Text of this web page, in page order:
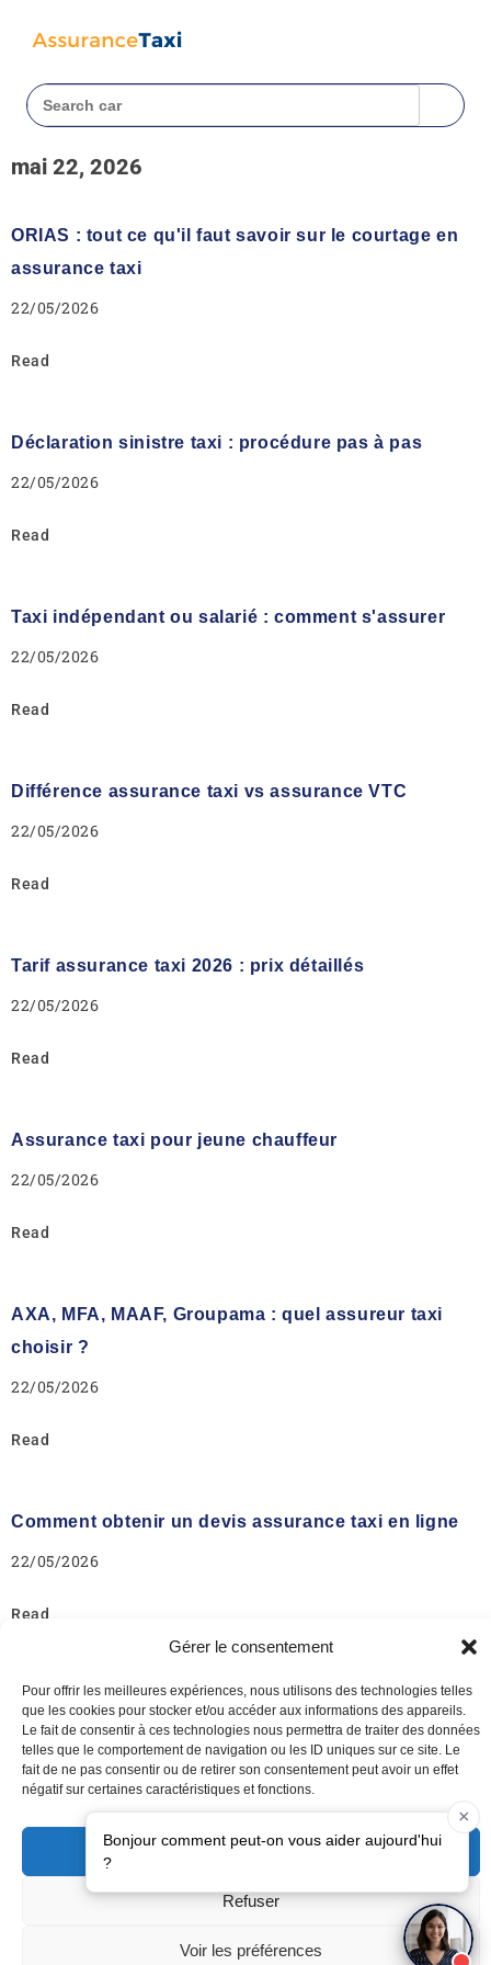
Gérer le consentement
Pour offrir les meilleures expériences, nous utilisons des technologies telles
que les cookies pour stocker et/ou accéder aux informations des appareils.
Le fait de consentir à ces technologies nous permettra de traiter des données
telles que le comportement de navigation ou les ID uniques sur ce site. Le
fait de ne pas consentir ou de retirer son consentement peut avoir un effet
négatif sur certaines caractéristiques et fonctions.
Accepter
Refuser
Voir les préférences
mai 22, 2026
ORIAS : tout ce qu'il faut savoir sur le courtage en
assurance taxi
22/05/2026
Read
Déclaration sinistre taxi : procédure pas à pas
22/05/2026
Read
Taxi indépendant ou salarié : comment s'assurer
22/05/2026
Read
Différence assurance taxi vs assurance VTC
22/05/2026
Read
Tarif assurance taxi 2026 : prix détaillés
22/05/2026
Read
Assurance taxi pour jeune chauffeur
22/05/2026
Read
AXA, MFA, MAAF, Groupama : quel assureur taxi
choisir ?
22/05/2026
Read
Comment obtenir un devis assurance taxi en ligne
22/05/2026
Read
Nous écrire à contact@orizon-assurance.fr
Notre agence 41 rue Pierre Brossolette 92600 Asnières sur seine
Copyright 2025 assurance-taxi.fr
Un Site édité par ORIZON ASSURANCE SARL Unipersonnelle -